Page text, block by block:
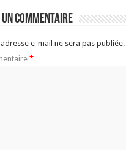
un commentaire
e-mail ne sera pas publiée.
*